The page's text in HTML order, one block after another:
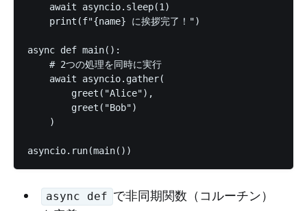
    await asyncio.sleep(1)
    print(f"{name} に挨拶完了！")
async def main():
    # 2つの処理を同時に実行
    await asyncio.gather(
        greet("Alice"),
        greet("Bob")
    )
async def で非同期関数（コルーチン）